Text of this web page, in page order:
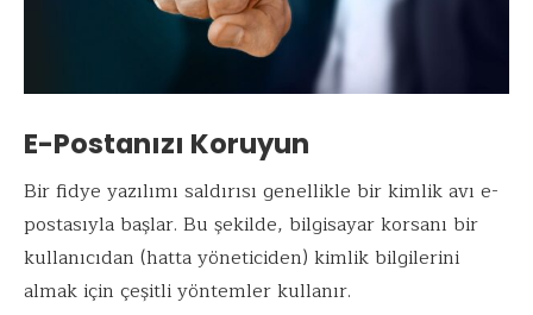
E-Postanızı Koruyun
Bir fidye yazılımı saldırısı genellikle bir kimlik avı e-
postasıyla başlar. Bu şekilde, bilgisayar korsanı bir
kullanıcıdan (hatta yöneticiden) kimlik bilgilerini
almak için çeşitli yöntemler kullanır.